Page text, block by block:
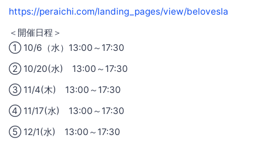
https://peraichi.com/landing_pages/view/belovesla
＜開催日程＞
① 10/6（水）13:00～17:30
② 10/20(水) 13:00～17:30
③ 11/4(木) 13:00～17:30
④ 11/17(水) 13:00～17:30
⑤ 12/1(水) 13:00～17:30